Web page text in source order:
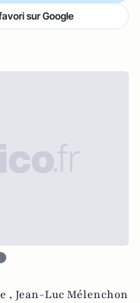
sur Google
, Jean-Luc Mélenchon